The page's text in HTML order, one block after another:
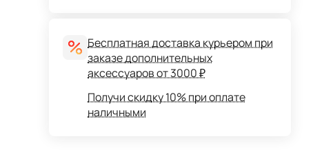
Бесплатная доставка курьером при
заказе дополнительных
аксессуаров от 3000 ₽
Получи скидку 10% при оплате
наличными